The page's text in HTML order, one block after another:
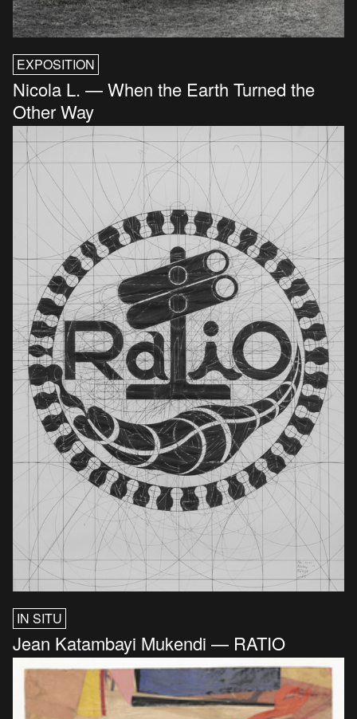
EXPOSITION
Nicola L. — When the Earth Turned the
Other Way
IN SITU
Jean Katambayi Mukendi — RATIO